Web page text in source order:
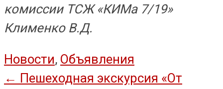
комиссии ТСЖ «КИМа 7/19»
Клименко В.Д.
Новости, Объявления
Навигация
← Пешеходная экскурсия «От